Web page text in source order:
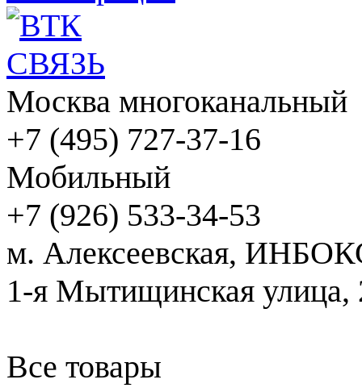
Москва многоканальный
+7 (495) 727-37-16
Мобильный
+7 (926) 533-34-53
м. Алексеевская,
1-я Мытищинская улица,
Все товары